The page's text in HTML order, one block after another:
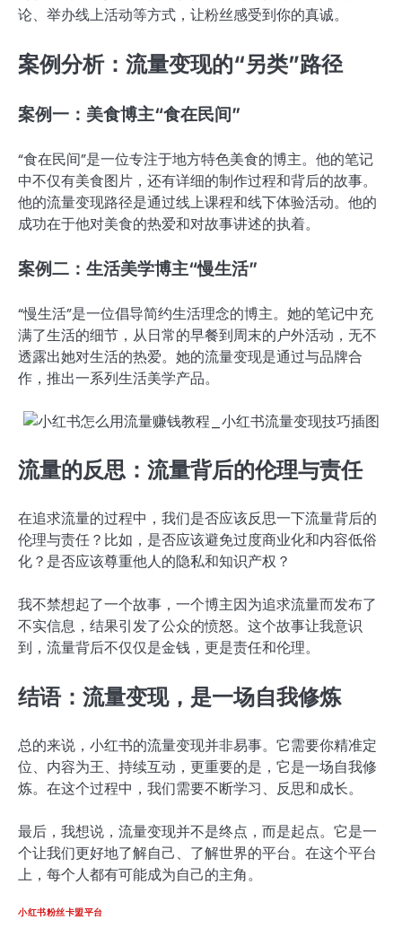
论、举办线上活动等方式，让粉丝感受到你的真诚。
案例分析：流量变现的“另类”路径
案例一：美食博主“食在民间”
“食在民间”是一位专注于地方特色美食的博主。他的笔记
中不仅有美食图片，还有详细的制作过程和背后的故事。
他的流量变现路径是通过线上课程和线下体验活动。他的
成功在于他对美食的热爱和对故事讲述的执着。
案例二：生活美学博主“慢生活”
“慢生活”是一位倡导简约生活理念的博主。她的笔记中充
满了生活的细节，从日常的早餐到周末的户外活动，无不
透露出她对生活的热爱。她的流量变现是通过与品牌合
作，推出一系列生活美学产品。
流量的反思：流量背后的伦理与责任
在追求流量的过程中，我们是否应该反思一下流量背后的
伦理与责任？比如，是否应该避免过度商业化和内容低俗
化？是否应该尊重他人的隐私和知识产权？
我不禁想起了一个故事，一个博主因为追求流量而发布了
不实信息，结果引发了公众的愤怒。这个故事让我意识
到，流量背后不仅仅是金钱，更是责任和伦理。
结语：流量变现，是一场自我修炼
总的来说，小红书的流量变现并非易事。它需要你精准定
位、内容为王、持续互动，更重要的是，它是一场自我修
炼。在这个过程中，我们需要不断学习、反思和成长。
最后，我想说，流量变现并不是终点，而是起点。它是一
个让我们更好地了解自己、了解世界的平台。在这个平台
上，每个人都有可能成为自己的主角。
小红书粉丝卡盟平台